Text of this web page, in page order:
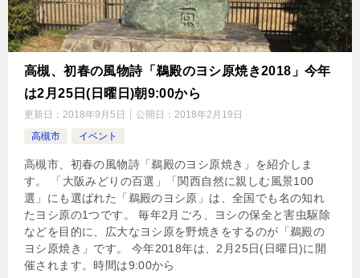
高槻、初春の風物詩「鵜殿のヨシ原焼き2018」今年
は2月25日(日曜日)朝9:00から
更新日： 2018年9月5日 公開日： 2018年2月19日
高槻市
イベント
高槻市、初春の風物詩「鵜殿のヨシ原焼き」を紹介しま
す。 「大阪みどりの百選」「関西自然に親しむ風景100
選」にも選ばれた「鵜殿のヨシ原」は、全国でも名の知れ
たヨシ原の1つです。 毎年2月ごろ、ヨシの保全と害虫駆除
などを目的に、広大なヨシ原を野焼きをするのが「鵜殿の
ヨシ原焼き」です。 今年2018年は、2月25日(日曜日)に開
催されます。時間は9:00から